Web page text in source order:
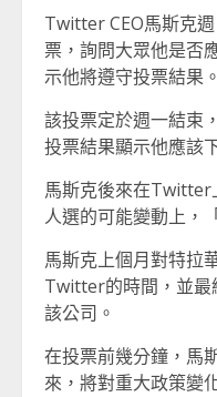
Twitter CEO馬斯克
票，詢問大眾他是否
示他將遵守投票結果。
該投票定於週一結束
投票結果顯示他應該
馬斯克後來在Twitter
人選的可能變動上，
馬斯克上個月對特拉
Twitter的時間，並最
該公司。
在投票前幾分鐘，馬
來，將對重大政策變